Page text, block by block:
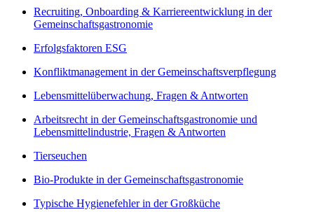
Recruiting, Onboarding & Karriereentwicklung in der
Gemeinschaftsgastronomie
Erfolgsfaktoren ESG
Konfliktmanagement in der Gemeinschaftsverpflegung
Lebensmittelüberwachung, Fragen & Antworten
Arbeitsrecht in der Gemeinschaftsgastronomie und
Lebensmittelindustrie, Fragen & Antworten
Tierseuchen
Bio-Produkte in der Gemeinschaftsgastronomie
Typische Hygienefehler in der Großküche